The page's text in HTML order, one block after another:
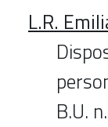
Appuntamenti
L.R.
B.U.